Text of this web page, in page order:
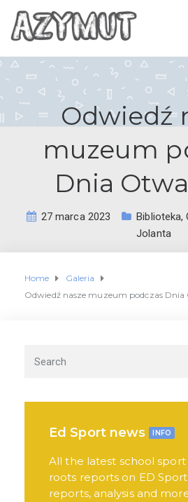
Odwiedź
muzeum
Dnia
27 marca 2023 Biblioteka,
Jolanta
Home
Galeria
Odwiedź nasze muzeum podczas
Ed Sport news INFO
All the latest school sport
roots reports on ED
reports, analysis and